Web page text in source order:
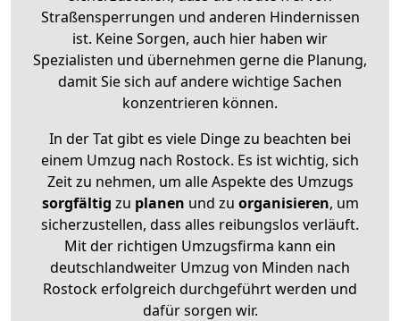
Straßensperrungen und anderen Hindernissen
ist. Keine Sorgen, auch hier haben wir
Spezialisten und übernehmen gerne die Planung,
damit Sie sich auf andere wichtige Sachen
konzentrieren können.
In der Tat gibt es viele Dinge zu beachten bei
einem Umzug nach Rostock. Es ist wichtig, sich
Zeit zu nehmen, um alle Aspekte des Umzugs
sorgfältig zu planen und zu organisieren, um
sicherzustellen, dass alles reibungslos verläuft.
Mit der richtigen Umzugsfirma kann ein
deutschlandweiter Umzug von Minden nach
Rostock erfolgreich durchgeführt werden und
dafür sorgen wir.